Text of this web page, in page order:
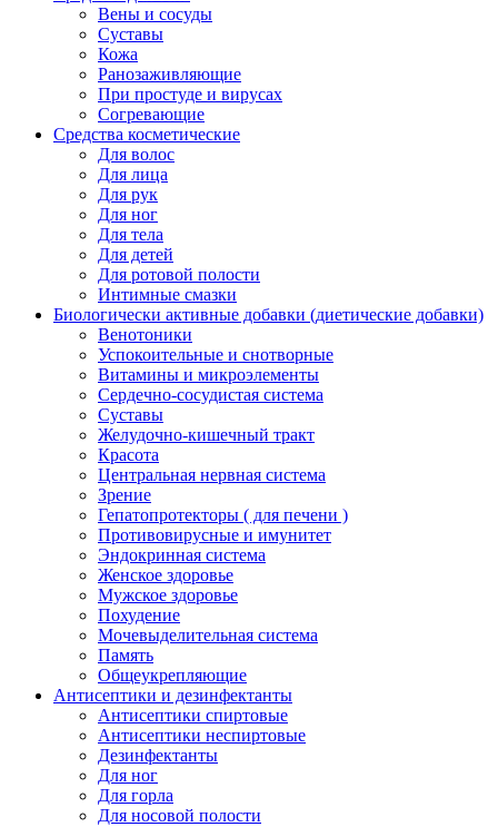
Вены и сосуды
Суставы
Кожа
Ранозаживляющие
При простуде и вирусах
Согревающие
Средства косметические
Для волос
Для лица
Для рук
Для ног
Для тела
Для детей
Для ротовой полости
Интимные смазки
Биологически активные добавки (диетические добавки)
Венотоники
Успокоительные и снотворные
Витамины и микроэлементы
Сердечно-сосудистая система
Суставы
Желудочно-кишечный тракт
Красота
Центральная нервная система
Зрение
Гепатопротекторы ( для печени )
Противовирусные и имунитет
Эндокринная система
Женское здоровье
Мужское здоровье
Похудение
Мочевыделительная система
Память
Общеукрепляющие
Антисептики и дезинфектанты
Антисептики спиртовые
Антисептики неспиртовые
Дезинфектанты
Для ног
Для горла
Для носовой полости